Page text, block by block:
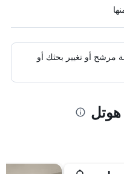
مرشح أو تغيير بحثك أو
هوتل